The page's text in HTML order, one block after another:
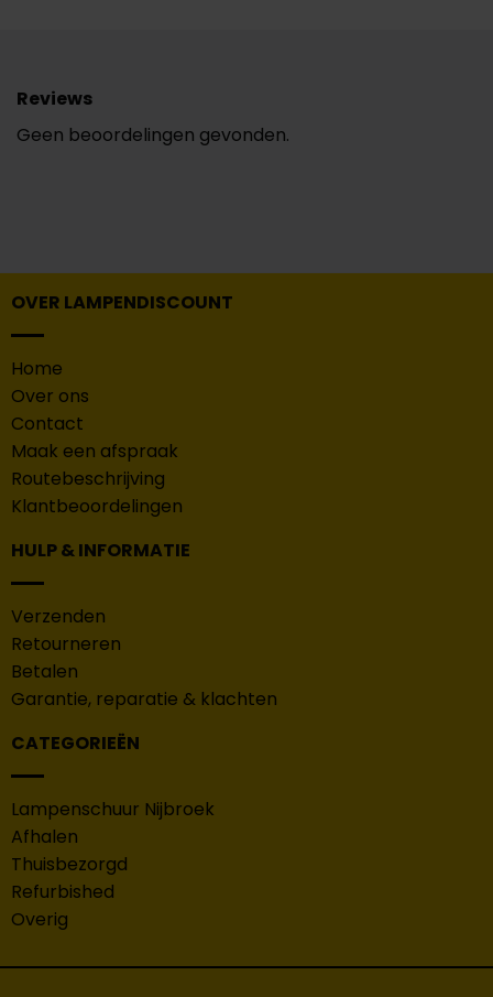
Reviews
Geen beoordelingen gevonden.
OVER LAMPENDISCOUNT
Home
Over ons
Contact
Maak een afspraak
Routebeschrijving
Klantbeoordelingen
HULP & INFORMATIE
Verzenden
Retourneren
Betalen
Garantie, reparatie & klachten
CATEGORIEËN
Lampenschuur Nijbroek
Afhalen
Thuisbezorgd
Refurbished
Overig